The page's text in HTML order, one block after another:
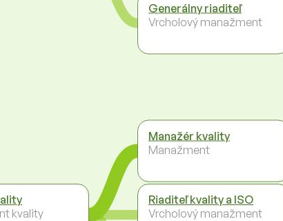
kvality
Generálny riaditeľ
Vrcholový manažment
Manažér kvality
Manažment
Riaditeľ kvality a ISO
Vrcholový manažment